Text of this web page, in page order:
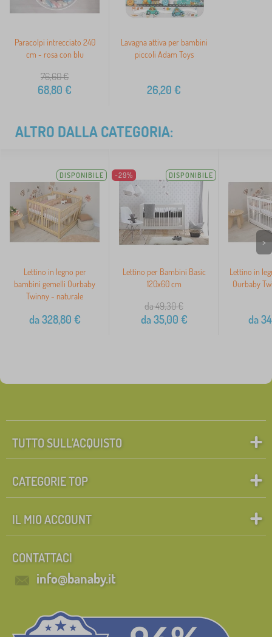
Paracolpi intrecciato 240
cm - rosa con blu
76,60€
68,80 €
Lavagna attiva per bambini
piccoli Adam Toys
26,20 €
ALTRO DALLA CATEGORIA:
DISPONIBILE
Lettino in legno per
bambini gemelli Ourbaby
Twinny - naturale
da328,80 €
-29% DISPONIBILE
Lettino per Bambini Basic
120x60 cm
da 49,30€
da35,00 €
Lettino in
Ourbaby
da
>
TUTTO SULL’ACQUISTO
CATEGORIE TOP
IL MIO ACCOUNT
CONTATTACI
info@banaby.it